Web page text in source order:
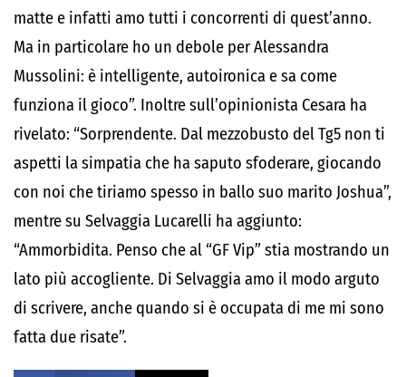
matte e infatti amo tutti i concorrenti di quest’anno.
Ma in particolare ho un debole per Alessandra
Mussolini: è intelligente, autoironica e sa come
funziona il gioco”. Inoltre sull’opinionista Cesara ha
rivelato: “Sorprendente. Dal mezzobusto del Tg5 non ti
aspetti la simpatia che ha saputo sfoderare, giocando
con noi che tiriamo spesso in ballo suo marito Joshua”,
mentre su Selvaggia Lucarelli ha aggiunto:
“Ammorbidita. Penso che al “GF Vip” stia mostrando un
lato più accogliente. Di Selvaggia amo il modo arguto
di scrivere, anche quando si è occupata di me mi sono
fatta due risate”.